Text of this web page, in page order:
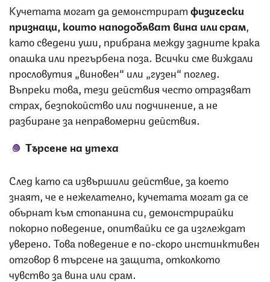
Кучетата могат да демонстриратфизически
признаци, които наподобяват вина или срам
като сведени уши, прибрана между задните крака
опашка или прегърбена поза. Всички сме виждали
прословутия „виновен“ или „гузен“ поглед.
Въпреки това, тези действия често отразяват
страх, безпокойство или подчинение, а не
разбиране за неправомерни действия.
Търсене на утеха
След като са извършили действие, за което
знаят, че е нежелателно, кучетата могат да се
обърнат към стопанина си, демонстрирайки
покорно поведение, опитвайки се да изглеждат
уверено. Това поведение е по-скоро инстинктивен
отговор в търсене на защита, отколкото
чувство за вина или срам.